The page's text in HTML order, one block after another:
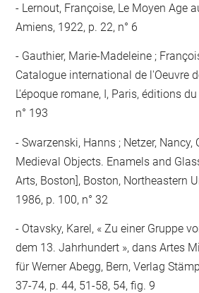
Lernout, Françoise, Le Moyen Age
Amiens, 1922, p. 22, n° 6
Gauthier, Marie-Madeleine ;
Catalogue international de l'Oeuvre
L'époque romane, I, Paris, éditions
n° 193
Swarzenski, Hanns ; Netzer, Nancy,
Medieval Objects. Enamels and
Arts, Boston], Boston, Northeastern
1986, p. 100, n° 32
Otavsky, Karel, « Zu einer Gruppe
dem 13. Jahrhundert », dans Artes
für Werner Abegg, Bern, Verlag
37-74, p. 44, 51-58, 54, fig. 9